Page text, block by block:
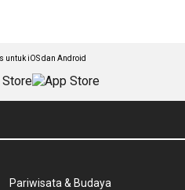
untuk iOS dan Android
Pariwisata & Budaya